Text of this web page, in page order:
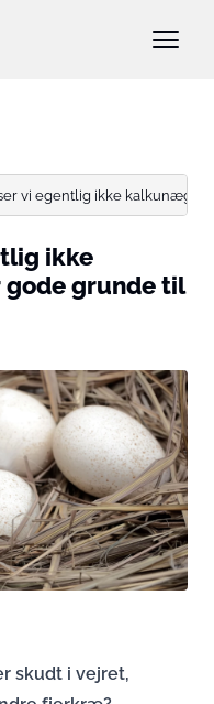
vi egentlig ikke kalkunæg?
ikke
grunde til
skudt i vejret,